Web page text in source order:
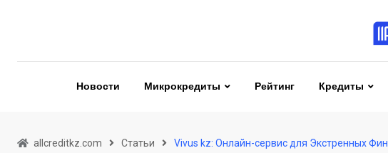
Новости Микрокредиты Рейтинг Кредиты
allcreditkz.com Статьи Vivus kz: Онлайн-сервис для Экстренных